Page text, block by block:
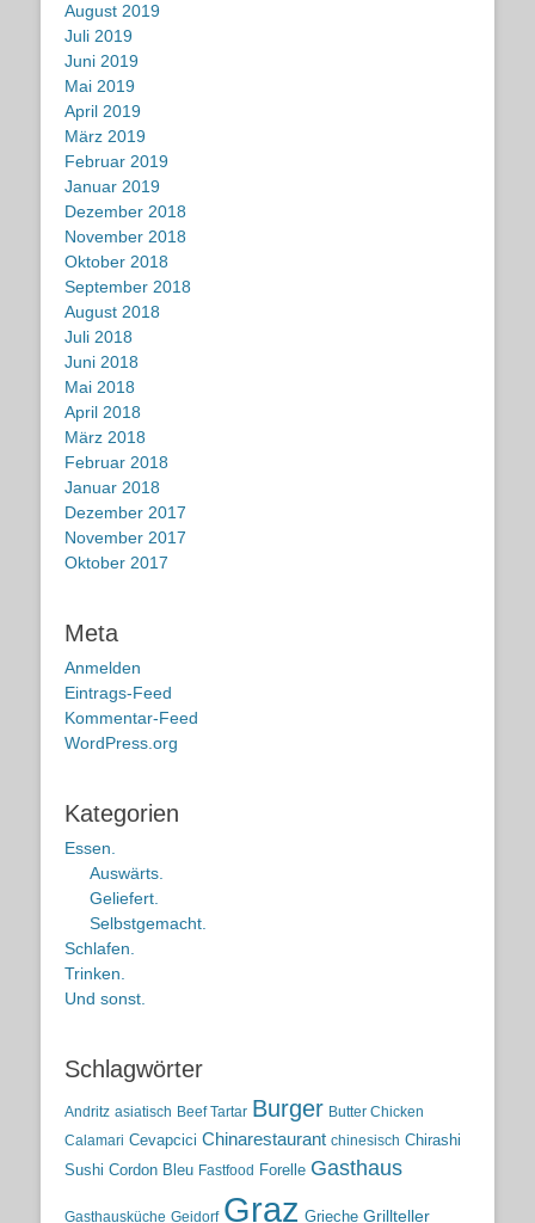
August 2019
Juli 2019
Juni 2019
Mai 2019
April 2019
März 2019
Februar 2019
Januar 2019
Dezember 2018
November 2018
Oktober 2018
September 2018
August 2018
Juli 2018
Juni 2018
Mai 2018
April 2018
März 2018
Februar 2018
Januar 2018
Dezember 2017
November 2017
Oktober 2017
Meta
Anmelden
Eintrags-Feed
Kommentar-Feed
WordPress.org
Kategorien
Essen.
Auswärts.
Geliefert.
Selbstgemacht.
Schlafen.
Trinken.
Und sonst.
Schlagwörter
Andritz asiatisch Beef Tartar Burger Butter Chicken
Calamari Cevapcici Chinarestaurant chinesisch Chirashi
Sushi Cordon Bleu Fastfood Forelle Gasthaus
Gasthausküche Geidorf Graz Grieche Grillteller